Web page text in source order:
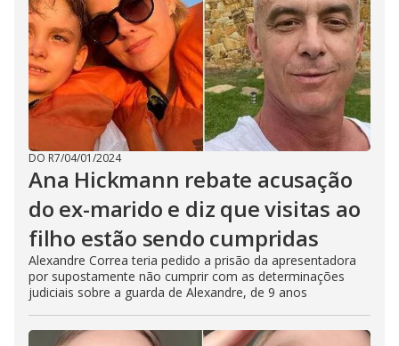
DO R7/04/01/2024
Ana Hickmann rebate acusação
do ex-marido e diz que visitas ao
filho estão sendo cumpridas
Alexandre Correa teria pedido a prisão da apresentadora
por supostamente não cumprir com as determinações
judiciais sobre a guarda de Alexandre, de 9 anos